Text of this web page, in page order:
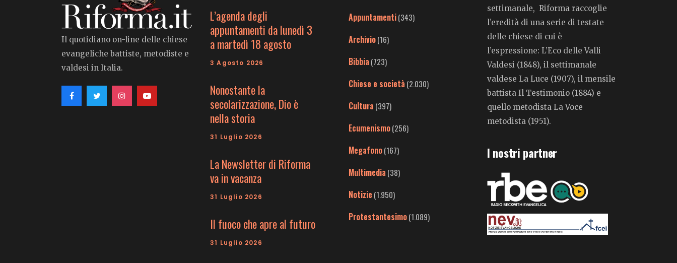
Il quotidiano on-line delle chiese
evangeliche battiste, metodiste e
valdesi in Italia.
L’agenda degli
appuntamenti da lunedì 3
a martedì 18 agosto
3 Agosto 2026
Nonostante la
secolarizzazione, Dio è
nella storia
31 Luglio 2026
La Newsletter di Riforma
va in vacanza
31 Luglio 2026
Il fuoco che apre al futuro
31 Luglio 2026
Appuntamenti(343)
Archivio(16)
Bibbia (723)
Chiese e società (2.030)
Cultura (397)
Ecumenismo(256)
Megafono(167)
Multimedia (38)
Notizie (1.950)
Protestantesimo(1.089)
settimanale, Riforma raccoglie
l’eredità di una serie di testate
delle chiese di cui è
l’espressione: L’Eco delle Valli
Valdesi (1848), il settimanale
valdese La Luce (1907), il mensile
battista Il Testimonio (1884) e
quello metodista La Voce
metodista (1951).
I nostri partner